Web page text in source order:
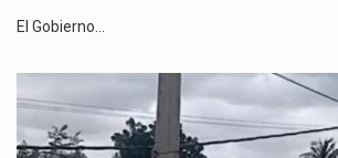
El Gobierno…